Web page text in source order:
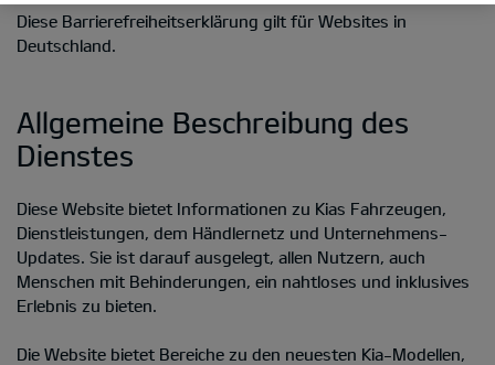
Diese Barrierefreiheitserklärung gilt für Websites in
Deutschland.
Allgemeine Beschreibung des
Dienstes
Diese Website bietet Informationen zu Kias Fahrzeugen,
Dienstleistungen, dem Händlernetz und Unternehmens-
Updates. Sie ist darauf ausgelegt, allen Nutzern, auch
Menschen mit Behinderungen, ein nahtloses und inklusives
Erlebnis zu bieten.
Die Website bietet Bereiche zu den neuesten Kia-Modellen,